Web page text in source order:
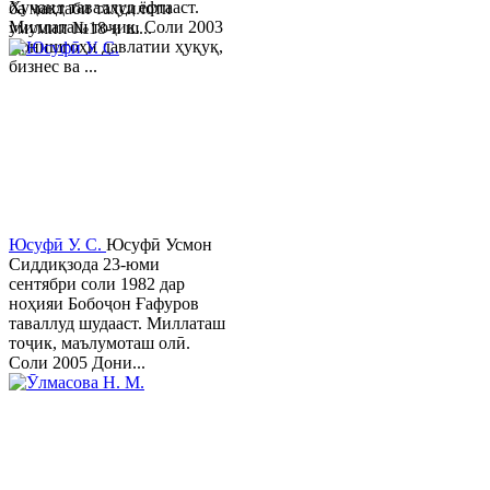
Хуҷанд таваллуд ёфтааст.
Миллаташ тоҷик. Соли 2003
Донишгоҳи давлатии ҳуқуқ,
бизнес ва ...
ба мактаби таҳсилоти
умумии №18-и ш...
Юсуфӣ У. C. Юсуфӣ Усмон
Сиддиқзода 23-юми
сентябри соли 1982 дар
ноҳияи Бобоҷон Ғафуров
таваллуд шудааст. Миллаташ
тоҷик, маълумоташ олӣ.
Соли 2005 Дони...